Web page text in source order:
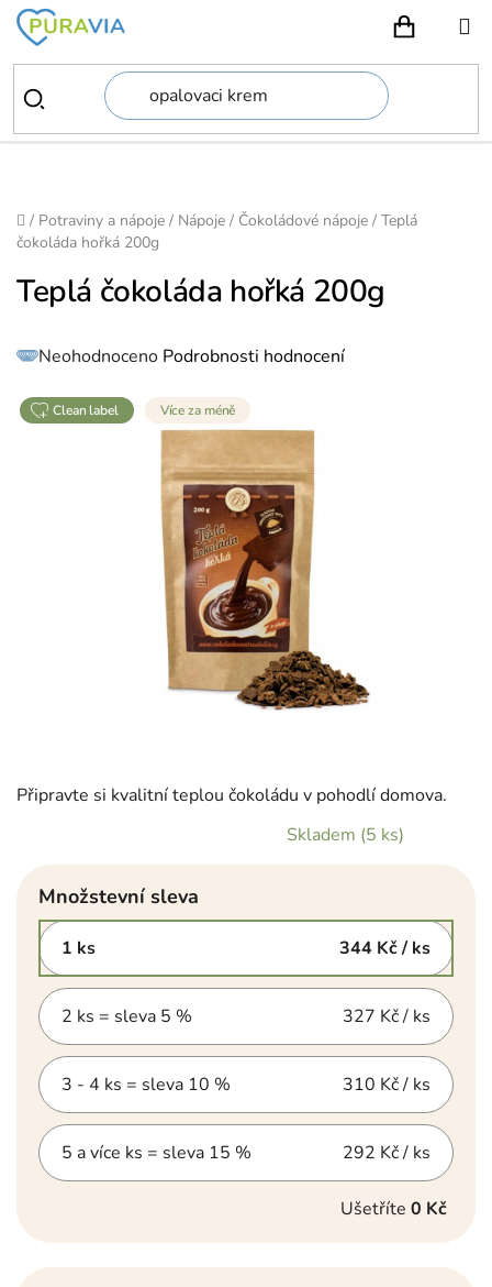
Přejít
obsah
Domů
/ Potraviny a nápoje / Nápoje / Čokoládové nápoje / Teplá
čokoláda hořká 200g
Připravte si kvalitní teplou čokoládu v pohodlí domova.
Skladem (5 ks)
Množstevní sleva
1 ks 344 Kč/ ks
2 ks = sleva 5 % 327 Kč/ ks
3 - 4 ks = sleva 10 % 310 Kč/ ks
5 a více ks = sleva 15 % 292 Kč/ ks
Ušetříte 0 Kč
Teplá čokoláda hořká 200g
Průměrné
hodnocení
0,0
z
5
Neohodnoceno Podrobnosti hodnocení
clean label Více za méně